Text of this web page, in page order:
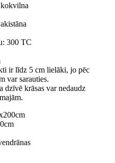
300 TC
ir līdz 5 cm lielāki, jo pēc
var sarauties.
dzīvē krāsas var nedaudz